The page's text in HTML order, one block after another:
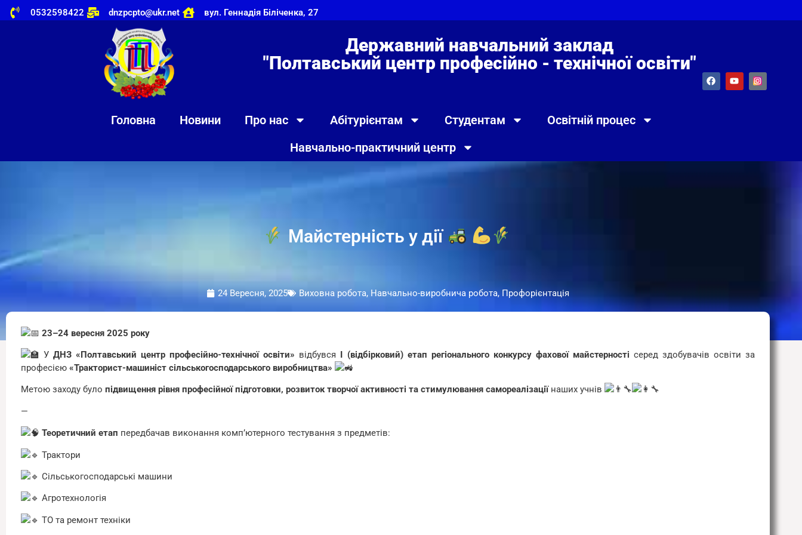
0532598422 dnzpcpto@ukr.net вул. Геннадія Біліченка, 27
Державний навчальний заклад
"Полтавський центр професійно - технічної освіти"
Головна Новини Про нас Абітурієнтам Студентам
Освітній процес
Навчально-практичний центр
Майстерність у дії
24 Вересня, 2025 Виховна робота, Навчально-виробнича робота, Профорієнтація
23–24 вересня 2025 року
УДНЗ «Полтавський центр професійно-технічної освіти» відбувся І (відбірковий) етап регіонального конкурсу фахової майстерності серед здобувачів освіти за
професією «Тракторист-машиніст сільськогосподарського виробництва»
Метою заходу було підвищення рівня професійної підготовки, розвиток творчої активності та стимулювання самореалізаціїнаших учнів
—
Теоретичний етап передбачав виконання комп’ютерного тестування з предметів:
Трактори
Сільськогосподарські машини
Агротехнологія
ТО та ремонт техніки